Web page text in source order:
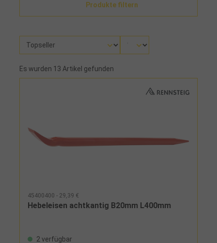
Produkte filtern
Es wurden 13 Artikel gefunden
45400400 - 29,39 €
Hebeleisen achtkantig B20mm L400mm
2 verfügbar